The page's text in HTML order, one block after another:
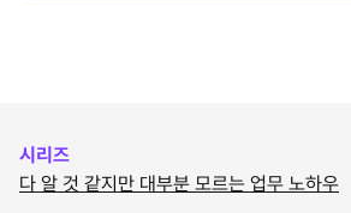
시리즈
다 알 것 같지만 대부분 모르는 업무 노하우